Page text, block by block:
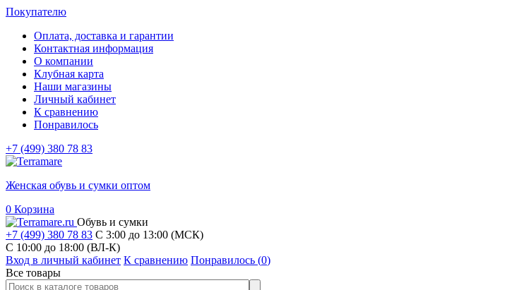
Покупателю
Оплата, доставка и гарантии
Контактная информация
О компании
Клубная карта
Наши магазины
Личный кабинет
К сравнению
Понравилось
+7 (499) 380 78 83
Женская обувь и сумки оптом
0 Корзина
Обувь и сумки
+7 (499) 380 78 83 С 3:00 до 13:00 (МСК)
C 10:00 до 18:00 (ВЛ-К)
Вход в личный кабинет К сравнению Понравилось (0)
Все товары